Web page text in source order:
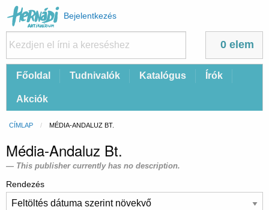
Felhasználói
fiók
menüje
Bejelentkezés
0 elem
FőFőoldal Tudnivalók Katalógus Írók
Akciók
Morzsa
CÍMLAP CURRENT:
MÉDIA-ANDALUZ BT.
Média-Andaluz Bt.
This publisher currently has no description.
Rendezés